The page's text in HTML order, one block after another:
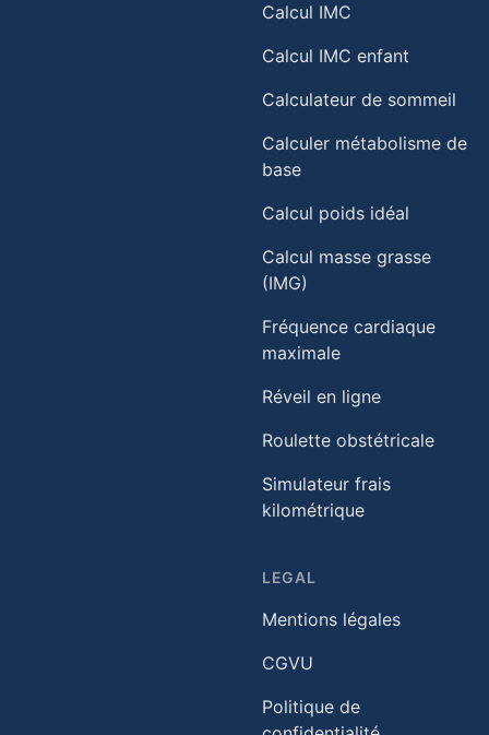
Calcul IMC
Calcul IMC enfant
Calculateur de sommeil
Calculer métabolisme de
base
Calcul poids idéal
Calcul masse grasse
(IMG)
Fréquence cardiaque
maximale
Réveil en ligne
Roulette obstétricale
Simulateur frais
kilométrique
LEGAL
Mentions légales
CGVU
Politique de